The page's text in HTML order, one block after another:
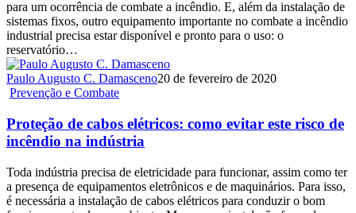
para um ocorrência de combate a incêndio. E, além da instalação de
sistemas fixos, outro equipamento importante no combate a incêndio
industrial precisa estar disponível e pronto para o uso: o
reservatório…
Paulo Augusto C. Damasceno20 de fevereiro de 2020
Prevenção e Combate
Proteção de cabos elétricos: como evitar este risco de
incêndio na indústria
Toda indústria precisa de eletricidade para funcionar, assim como ter
a presença de equipamentos eletrônicos e de maquinários. Para isso,
é necessária a instalação de cabos elétricos para conduzir o bom